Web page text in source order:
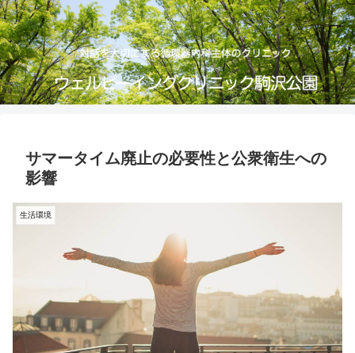
サマータイム廃止の必要性と公衆衛生への
影響
生活環境